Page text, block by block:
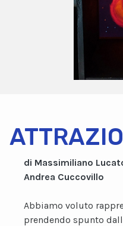
di Massimiliano
Andrea Cuccovillo
Abbiamo voluto
prendendo spunto